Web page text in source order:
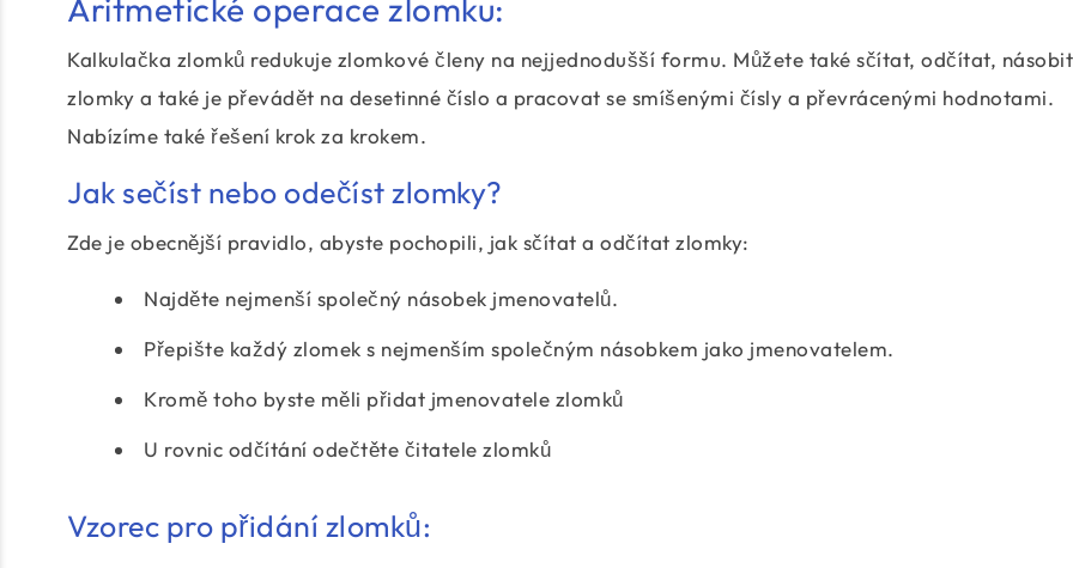
Aritmetické operace zlomku:
Kalkulačka zlomků redukuje zlomkové členy na nejjednodušší formu. Můžete také sčítat, odčítat,
zlomky a také je převádět na desetinné číslo a pracovat se smíšenými čísly a převrácenými hodnotami.
Nabízíme také řešení krok za krokem.
Jak sečíst nebo odečíst zlomky?
Zde je obecnější pravidlo, abyste pochopili, jak sčítat a odčítat zlomky:
Najděte nejmenší společný násobek jmenovatelů.
Přepište každý zlomek s nejmenším společným násobkem jako jmenovatelem.
Kromě toho byste měli přidat jmenovatele zlomků
U rovnic odčítání odečtěte čitatele zlomků
Vzorec pro přidání zlomků: